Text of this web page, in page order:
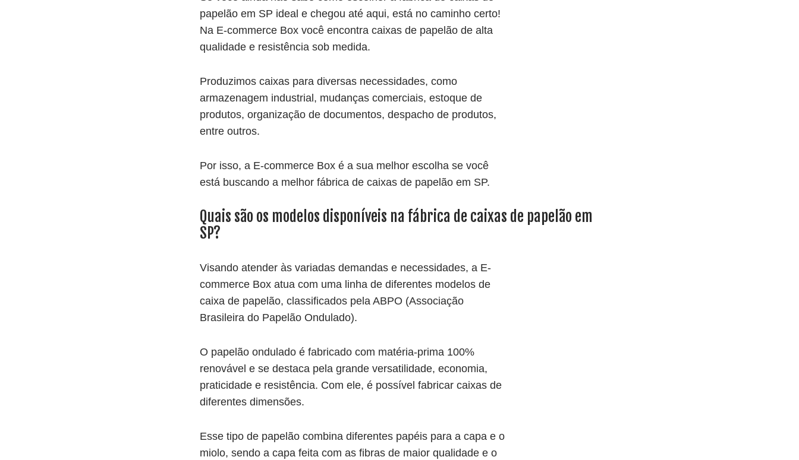
papelão em SP ideal e chegou até aqui, está no caminho certo!
Na E-commerce Box você encontra caixas de papelão de alta
qualidade e resistência sob medida.
Produzimos caixas para diversas necessidades, como
armazenagem industrial, mudanças comerciais, estoque de
produtos, organizaçãode documentos, despacho de produtos,
entre outros.
Por isso, a E-commerce Box é a sua melhor escolha se você
está buscando a melhor fábrica de caixas de papelão em SP.
Quais são os modelos disponíveis na fábrica de caixas de papelão em
SP?
Visando atender às variadas demandas e necessidades, a E-
commerce Box atua com uma linha de diferentes modelosde
caixa de papelão, classificados pela ABPO (Associação
Brasileira do Papelão Ondulado).
O papelão ondulado é fabricado com matéria-prima 100%
renovável e se destaca pela grande versatilidade, economia,
praticidade e resistência. Com ele, é possível fabricar caixas de
diferentes dimensões.
Esse tipo de papelão combina diferentes papéis para a capa e o
miolo, sendo a capa feita com as fibras de maior qualidade e o